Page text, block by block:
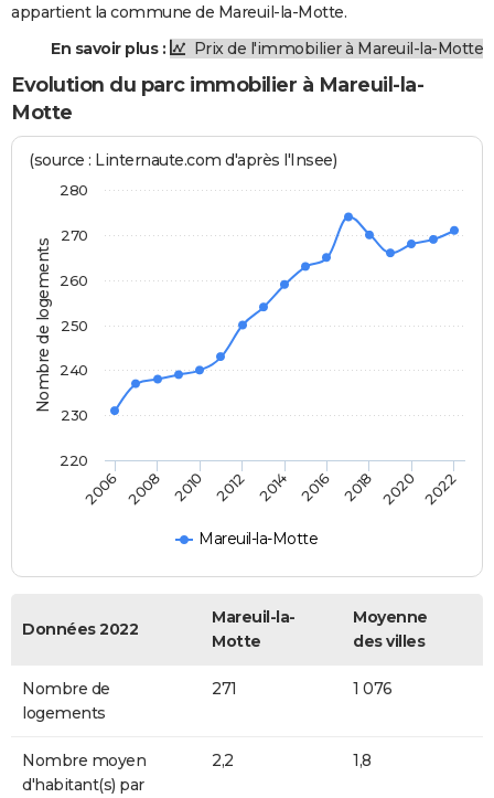
appartient la commune de Mareuil-la-Motte.
En savoir plus :
Prix de l'immobilier à Mareuil-la-Motte
Evolution du parc immobilier à Mareuil-la-
Motte
Nombre de logements
(source : Linternaute.com d'après l'Insee)
Mareuil-la-Motte
2006 2008 2010 2012 2014 2016 2018 2020 2022
220
230
240
250
260
270
280
Données 2022
Mareuil-la-
Motte
Moyenne
des villes
Nombre de
logements
271 1 076
Nombre moyen
d'habitant(s) par
2,2 1,8